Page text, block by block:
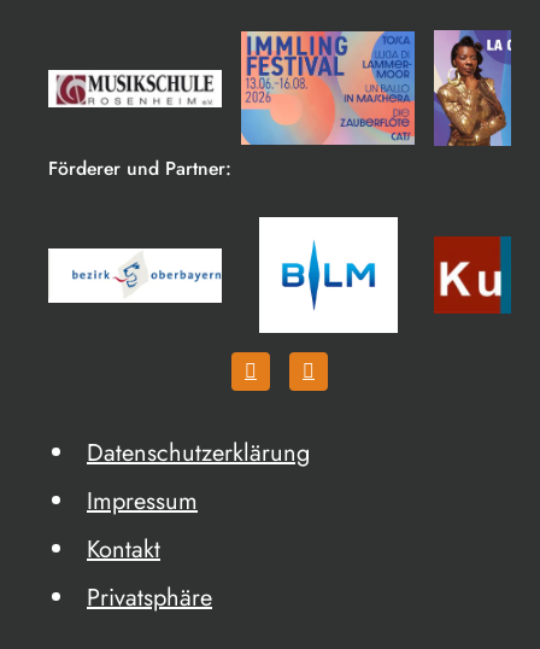
Förderer und Partner:
Datenschutzerklärung
Impressum
Kontakt
Privatsphäre